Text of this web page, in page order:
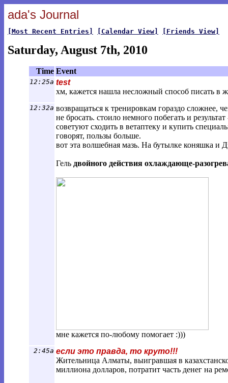
ada's Journal
[Most Recent Entries] [Calendar View] [Friends View]
Saturday, August 7th, 2010
Time Event
12:25a test
хм, кажется нашла несложный способ писать в
12:32a возвращаться к тренировкам гораздо сложнее,
не бросать. стоило немного побегать и
советуют сходить в ветаптеку и купить
говорят, пользы больше.
вот эта волшебная мазь. На бутылке коняшка и
Гель двойного действия охлаждающе-
мне кажется по-любому помогает :)))
2:45a если это правда, то круто!!!
Жительница Алматы, выигравшая в
миллиона долларов, потратит часть денег на